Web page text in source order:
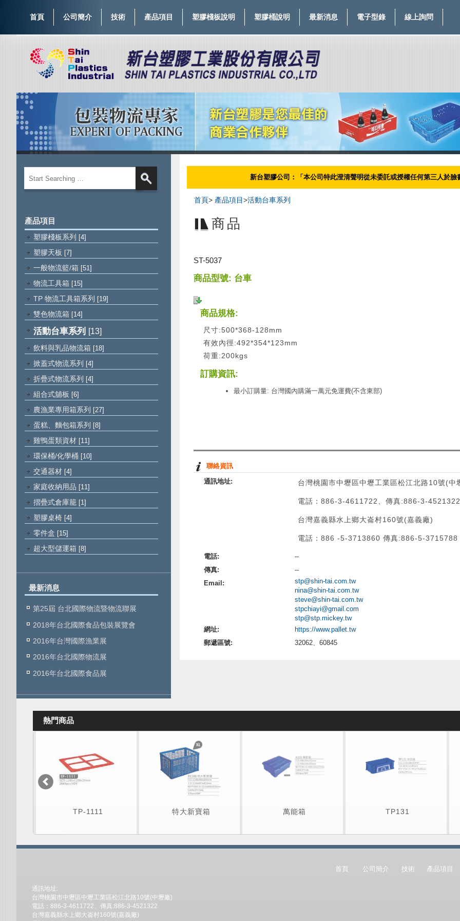
首頁 公司簡介 技術 產品項目 塑膠棧板說明 塑膠桶說明 最新消息 電子型錄 線上詢問
產品項目
塑膠棧板系列 [4]
塑膠天板 [7]
一般物流籃/箱 [51]
物流工具箱 [15]
TP 物流工具箱系列 [19]
雙色物流箱 [14]
活動台車系列 [13]
飲料與乳品物流箱 [18]
掀蓋式物流系列 [4]
折疊式物流系列 [4]
組合式舖板 [6]
農漁業專用箱系列 [27]
蛋糕、麵包箱系列 [8]
雞鴨蛋類資材 [11]
環保桶/化學桶 [10]
交通器材 [4]
家庭收納用品 [11]
摺疊式倉庫籠 [1]
塑膠桌椅 [4]
零件盒 [15]
超大型儲運箱 [8]
最新消息
第25屆 台北國際物流暨物流聯展
2018年台北國際食品包裝展覽會
2016年台灣國際漁業展
2016年台北國際物流展
2016年台北國際食品展
新台塑膠公司：「本公司特此澄清聲明從未委託或授權任何第三人於臉書或其他
首頁> 產品項目>活動台車系列
商品
ST-5037
商品型號: 台車
商品規格:
尺寸:500*368-128mm
有效內徑:492*354*123mm
荷重:200kgs
訂購資訊:
最小訂購量: 台灣國內購滿一萬元免運費(不含東部)
聯絡資訊
通訊地址: 台灣桃園市中壢區中壢工業區松江北路10號(中
電話：886-3-4611722、傳真:886-3-4521322
台灣嘉義縣水上鄉大崙村160號(嘉義廠)
電話：886 -5-3713860 傳真:886-5-3715788
電話:
--
傳真:
--
Email:
stp@shin-tai.com.tw
nina@shin-tai.com.tw
steve@shin-tai.com.tw
stpchiayi@gmail.com
stp@stp.mickey.tw
網址:
https://www.pallet.tw
郵遞區號:
32062、60845
熱門商品
TP-1111 特大新寶箱 萬能箱 TP131
首頁 公司簡介 技術 產品項目
通訊地址:
台灣桃園市中壢區中壢工業區松江北路10號(中壢廠)
電話：886-3-4611722、傳真:886-3-4521322
台灣嘉義縣水上鄉大崙村160號(嘉義廠)